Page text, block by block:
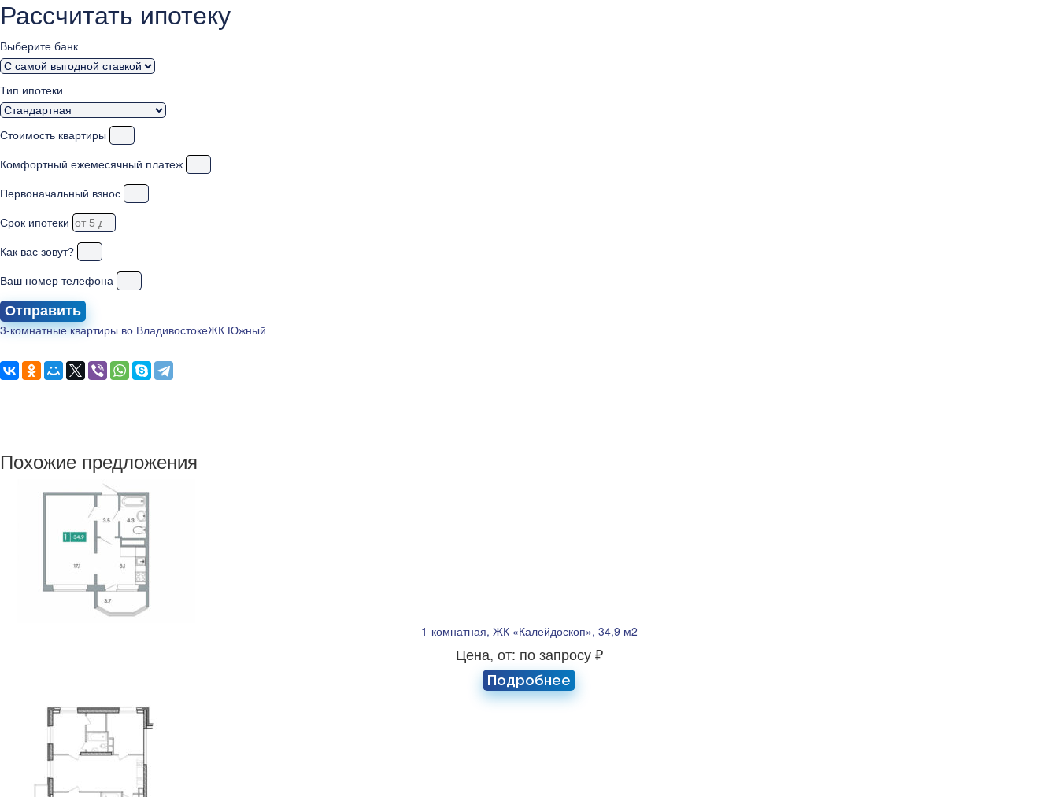
Рассчитать ипотеку
Выберите банк
Тип ипотеки
Стоимость квартиры
Комфортный ежемесячный платеж
Первоначальный взнос
Срок ипотеки
Как вас зовут?
Ваш номер телефона
Отправить
3-комнатные квартиры во ВладивостокеЖК Южный
Похожие предложения
1-комнатная, ЖК «Калейдоскоп», 34,9 м2
Цена, от: по запросу ₽
Подробнее